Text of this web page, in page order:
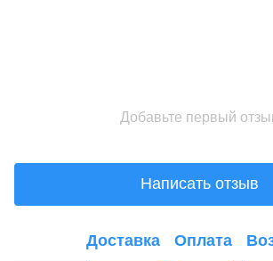
Добавьте первый
Написать отзыв
Доставка Оплата